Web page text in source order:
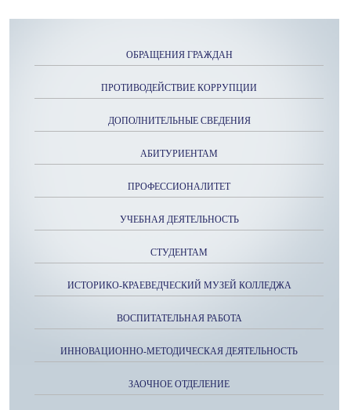
ОБРАЩЕНИЯ ГРАЖДАН
ПРОТИВОДЕЙСТВИЕ КОРРУПЦИИ
ДОПОЛНИТЕЛЬНЫЕ СВЕДЕНИЯ
АБИТУРИЕНТАМ
ПРОФЕССИОНАЛИТЕТ
УЧЕБНАЯ ДЕЯТЕЛЬНОСТЬ
СТУДЕНТАМ
ИСТОРИКО-КРАЕВЕДЧЕСКИЙ МУЗЕЙ КОЛЛЕДЖА
ВОСПИТАТЕЛЬНАЯ РАБОТА
ИННОВАЦИОННО-МЕТОДИЧЕСКАЯ ДЕЯТЕЛЬНОСТЬ
ЗАОЧНОЕ ОТДЕЛЕНИЕ